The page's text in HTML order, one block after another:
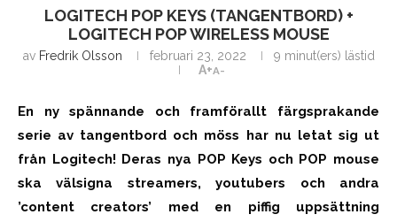
LOGITECH POP KEYS (TANGENTBORD) +
LOGITECH POP WIRELESS MOUSE
av Fredrik Olsson februari 23, 2022
9 minut(ers) lästid
A+A-
En ny spännande och framförallt färgsprakande
serie av tangentbord och möss har nu letat sig ut
från Logitech! Deras nya POP Keys och POP mouse
ska välsigna streamers, youtubers och andra
’content creators’ med en piffig uppsättning